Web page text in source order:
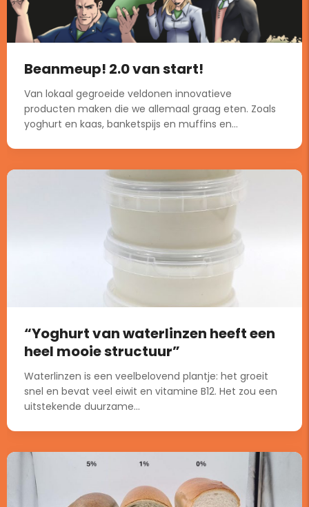
Beanmeup! 2.0 van start!
Van lokaal gegroeide veldonen innovatieve
producten maken die we allemaal graag eten. Zoals
yoghurt en kaas, banketspijs en muffins en...
“Yoghurt van waterlinzen heeft een
heel mooie structuur”
Waterlinzen is een veelbelovend plantje: het groeit
snel en bevat veel eiwit en vitamine B12. Het zou een
uitstekende duurzame...